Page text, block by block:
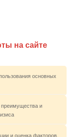
на сайте
основных
и
и оценка факторов,